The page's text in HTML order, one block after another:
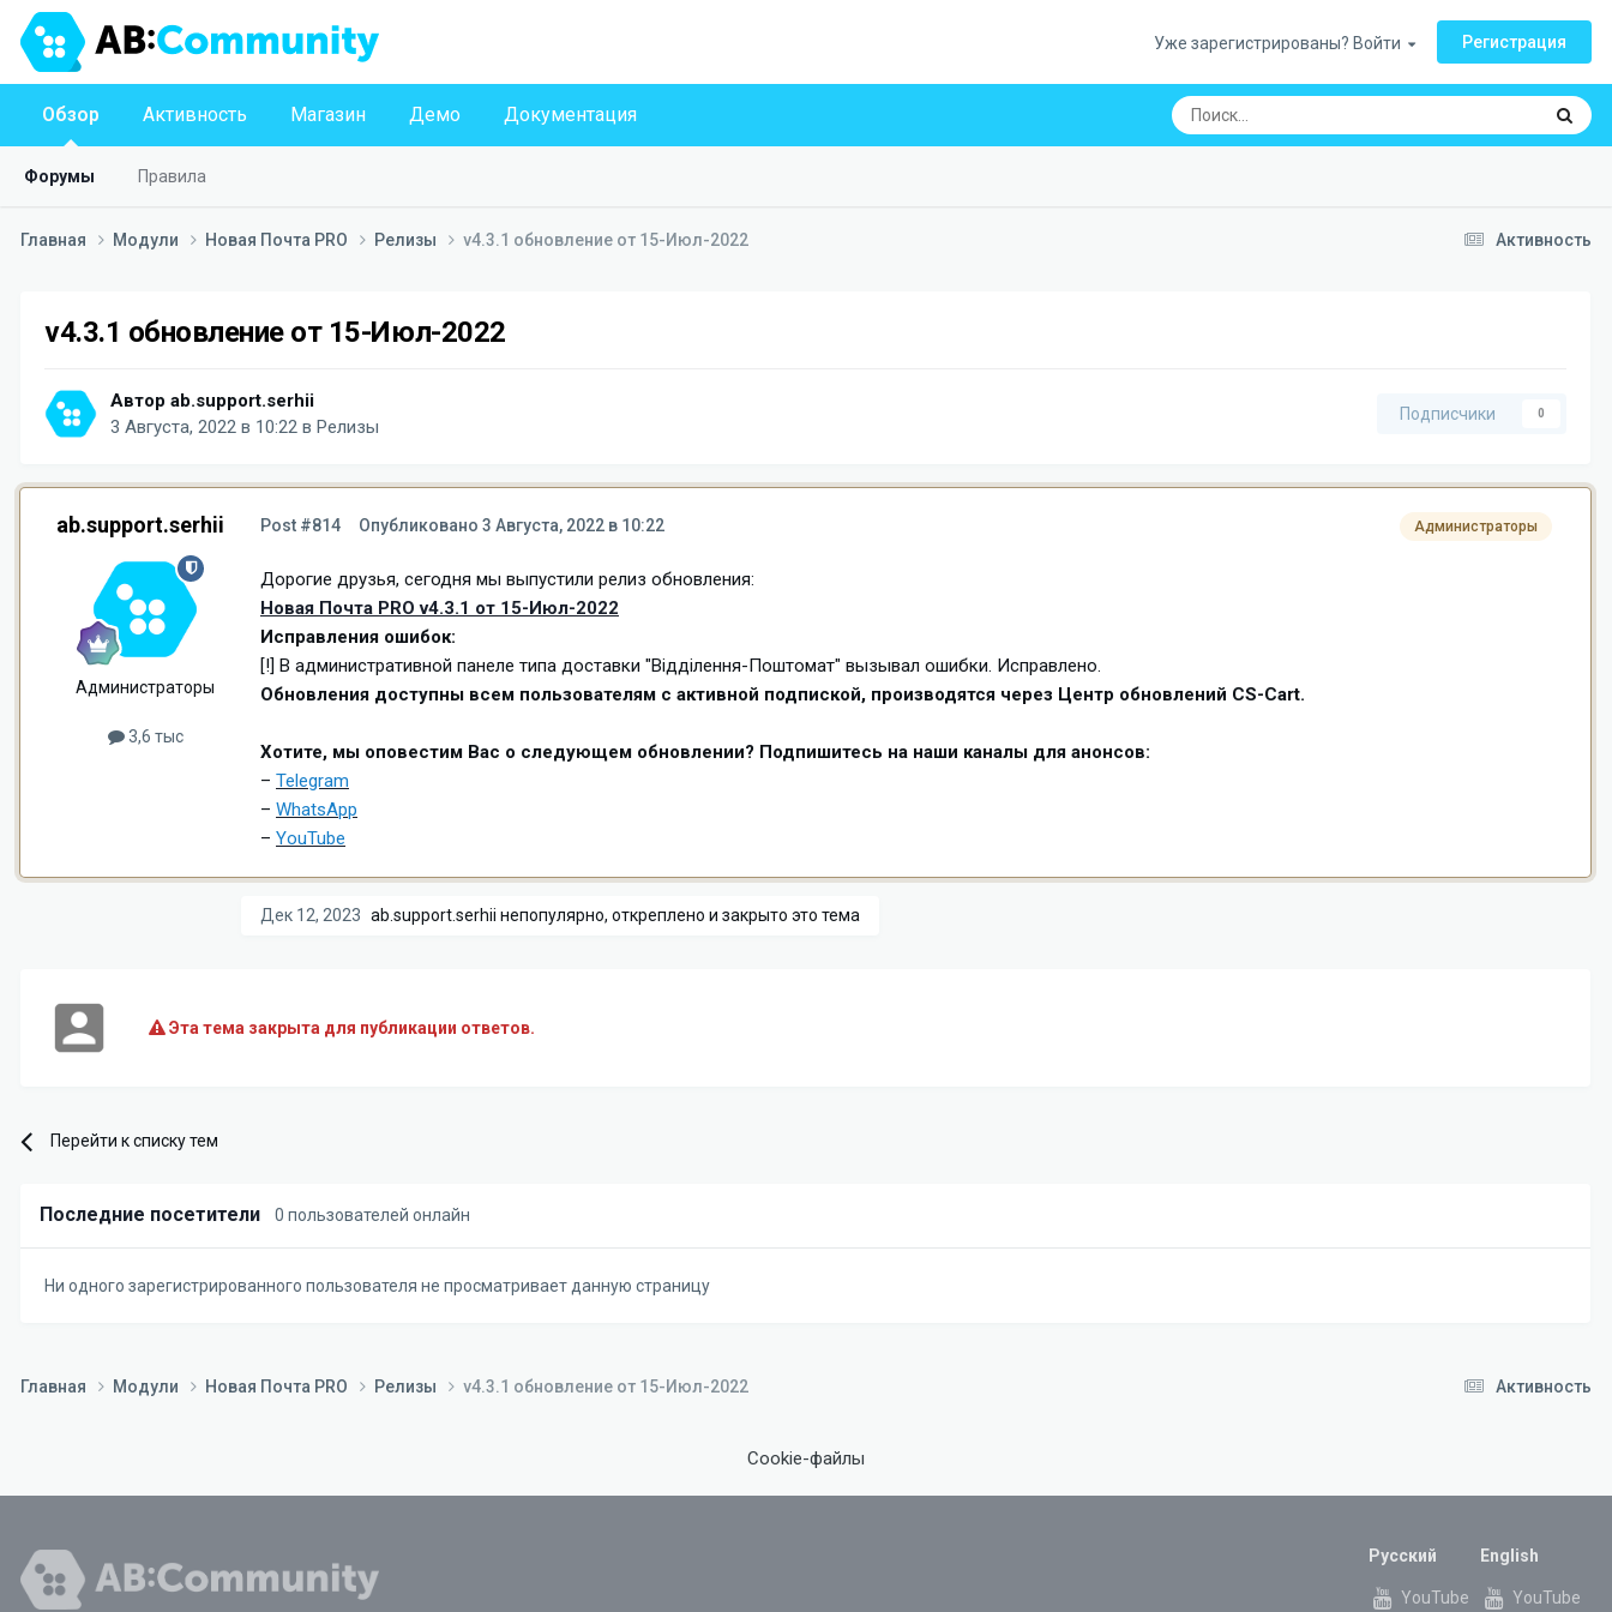
Уже зарегистрированы? Войти Регистрация
Обзор
Форумы Правила
Активность Магазин Демо Документация
Активность
Главная Модули Новая Почта PRO Релизы v4.3.1 обновление от 15-Июл-2022
v4.3.1 обновление от 15-Июл-2022
Автор ab.support.serhii
3 Августа, 2022 в 10:22 в Релизы
Подписчики 0
ab.support.serhii
Администраторы
3,6 тыс
Администраторы
Post #814 Опубликовано 3 Августа, 2022 в 10:22
Дорогие друзья, сегодня мы выпустили релиз обновления:
Новая Почта PRO v4.3.1 от 15-Июл-2022
Исправления ошибок:
[!] В административной панеле типа доставки "Відділення-Поштомат" вызывал ошибки. Исправлено.
Обновления доступны всем пользователям с активной подпиской, производятся через Центр обновлений CS-Cart.
Хотите, мы оповестим Вас о следующем обновлении? Подпишитесь на наши каналы для анонсов:
– Telegram
– WhatsApp
– YouTube
Дек 12, 2023 ab.support.serhii непопулярно, откреплено и закрыто это тема
Эта тема закрыта для публикации ответов.
Перейти к списку тем
Последние посетители 0 пользователей онлайн
Ни одного зарегистрированного пользователя не просматривает данную страницу
Активность
Главная Модули Новая Почта PRO Релизы v4.3.1 обновление от 15-Июл-2022
Cookie-файлы
Русский
YouTube
English
YouTube